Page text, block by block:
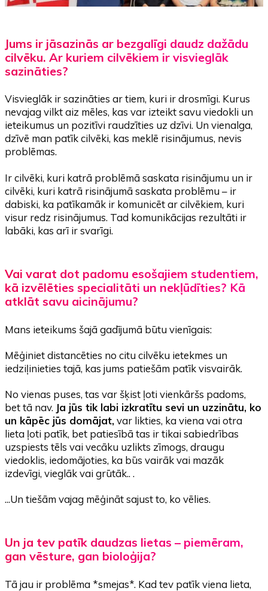
Jums ir jāsazinās ar bezgalīgi daudz dažādu
cilvēku. Ar kuriem cilvēkiem ir visvieglāk
sazināties?
Visvieglāk ir sazināties ar tiem, kuri ir drosmīgi. Kurus
nevajag vilkt aiz mēles, kas var izteikt savu viedokli un
ieteikumus un pozitīvi raudzīties uz dzīvi. Un vienalga,
dzīvē man patīk cilvēki, kas meklē risinājumus, nevis
problēmas.
Ir cilvēki, kuri katrā problēmā saskata risinājumu un ir
cilvēki, kuri katrā risinājumā saskata problēmu – ir
dabiski, ka patīkamāk ir komunicēt ar cilvēkiem, kuri
visur redz risinājumus. Tad komunikācijas rezultāti ir
labāki, kas arī ir svarīgi.
Vai varat dot padomu esošajiem studentiem,
kā izvēlēties specialitāti un nekļūdīties? Kā
atklāt savu aicinājumu?
Mans ieteikums šajā gadījumā būtu vienīgais:
Mēģiniet distancēties no citu cilvēku ietekmes un
iedziļinieties tajā, kas jums patiešām patīk visvairāk.
No vienas puses, tas var šķist ļoti vienkāršs padoms,
bet tā nav. Ja jūs tik labi izkratītu sevi un uzzinātu, ko
un kāpēc jūs domājat,var likties, ka viena vai otra
lieta ļoti patīk, bet patiesībā tas ir tikai sabiedrības
uzspiests tēls vai vecāku uzlikts zīmogs, draugu
viedoklis, iedomājoties, ka būs vairāk vai mazāk
izdevīgi, vieglāk vai grūtāk.. .
...Un tiešām vajag mēģināt sajust to, ko vēlies.
Un ja tev patīk daudzas lietas – piemēram,
gan vēsture, gan bioloģija?
Tā jau ir problēma *smejas*. Kad tev patīk viena lieta,